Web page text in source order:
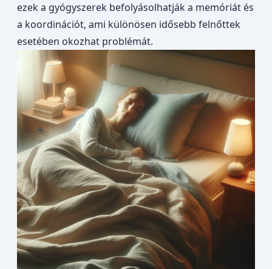
ezek a gyógyszerek befolyásolhatják a memóriát és
a koordinációt, ami különösen idősebb felnőttek
esetében okozhat problémát.